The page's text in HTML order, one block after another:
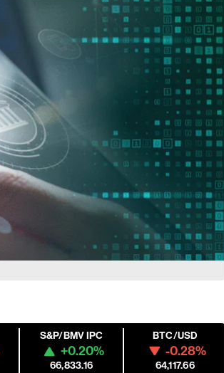
S&P/BMV IPC
+0.20%
66,833.16
BTC/USD
-0.28%
64,117.66